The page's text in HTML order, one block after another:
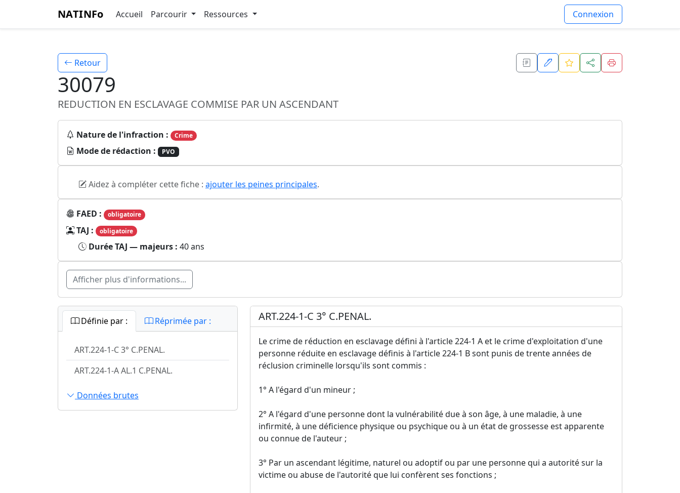
NATINFo Accueil Parcourir Ressources Connexion
Retour
30079
REDUCTION EN ESCLAVAGE COMMISE PAR UN ASCENDANT
Nature de l'infraction : Crime
Mode de rédaction : PVO
Aidez à compléter cette fiche : ajouter les peines principales.
FAED : obligatoire
TAJ : obligatoire
Durée TAJ — majeurs : 40 ans
Afficher plus d'informations...
Définie par : Réprimée par :
ART.224-1-C 3° C.PENAL.
ART.224-1-A AL.1 C.PENAL.
Données brutes
ART.224-1-C 3° C.PENAL.
Le crime de réduction en esclavage défini à l'article 224-1 A et le crime d'exploitation d'une
personne réduite en esclavage définis à l'article 224-1 B sont punis de trente années de
réclusion criminelle lorsqu'ils sont commis :
1° A l'égard d'un mineur ;
2° A l'égard d'une personne dont la vulnérabilité due à son âge, à une maladie, à une
infirmité, à une déficience physique ou psychique ou à un état de grossesse est apparente
ou connue de l'auteur ;
3° Par un ascendant légitime, naturel ou adoptif ou par une personne qui a autorité sur la
victime ou abuse de l'autorité que lui confèrent ses fonctions ;